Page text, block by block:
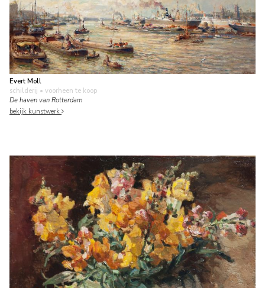
Evert Moll
schilderij • voorheen te koop
De haven van Rotterdam
bekijk kunstwerk